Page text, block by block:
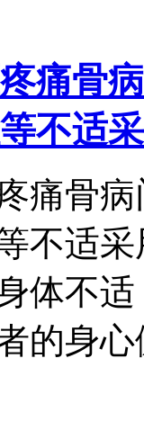
痛骨
不适采
痛骨
不适
体不
的身心